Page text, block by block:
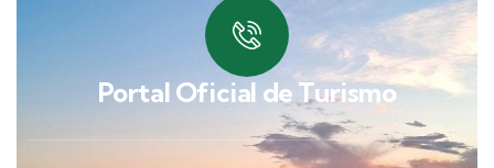
Portal Oficial de Turismo